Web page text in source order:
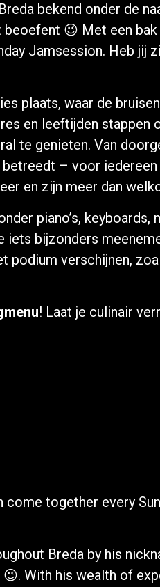
bekend onder de
😉 Met een
Jamsession. Heb jij
plaats, waar de
en leeftijden stappen
te genieten. Van
– voor iedereen
en zijn meer dan
piano’s,
bijzonders
podium verschijnen,
! Laat je culinair
together every
Breda by his
With his wealth of